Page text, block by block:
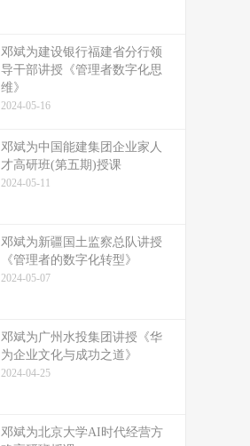
邓斌为建设银行福建省分行领
导干部讲授《管理者数字化思
维》
2024-05-16
邓斌为中国能建集团企业家人
才高研班(第五期)授课
2024-05-11
邓斌为新疆国土监察总队讲授
《管理者的数字化转型》
2024-05-07
邓斌为广州水投集团讲授《华
为企业文化与成功之道》
2024-04-25
邓斌为北京大学AI时代经营方